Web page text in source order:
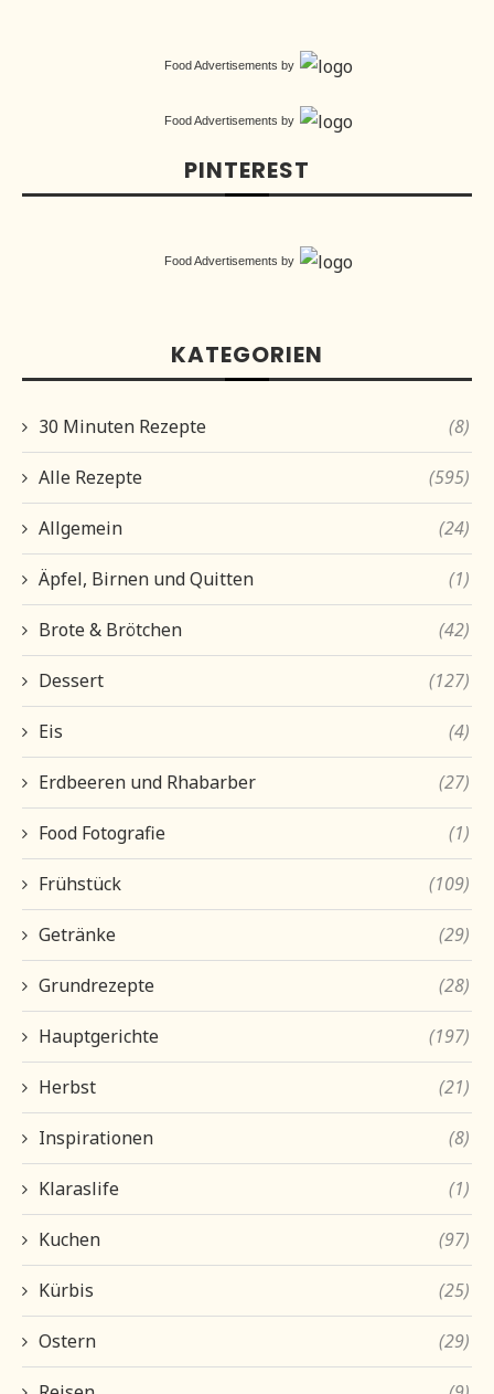
Food Advertisements by
Food Advertisements by
PINTEREST
Food Advertisements by
KATEGORIEN
30 Minuten Rezepte (8)
Alle Rezepte (595)
Allgemein (24)
Äpfel, Birnen und Quitten (1)
Brote & Brötchen (42)
Dessert (127)
Eis (4)
Erdbeeren und Rhabarber (27)
Food Fotografie (1)
Frühstück (109)
Getränke (29)
Grundrezepte (28)
Hauptgerichte (197)
Herbst (21)
Inspirationen (8)
Klaraslife (1)
Kuchen (97)
Kürbis (25)
Ostern (29)